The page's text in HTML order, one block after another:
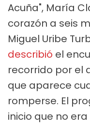
Acuña", María
corazón a seis
Miguel Uribe
describió el
recorrido por el
que aparece
romperse. El
inicio que no